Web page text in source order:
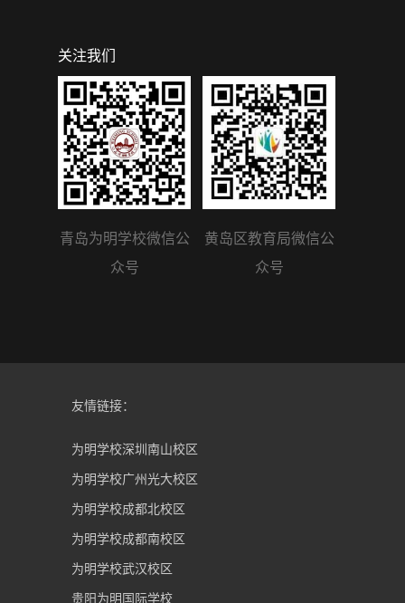
关注我们
青岛为明学校微信公
众号
黄岛区教育局微信公
众号
友情链接：
为明学校深圳南山校区
为明学校广州光大校区
为明学校成都北校区
为明学校成都南校区
为明学校武汉校区
贵阳为明国际学校